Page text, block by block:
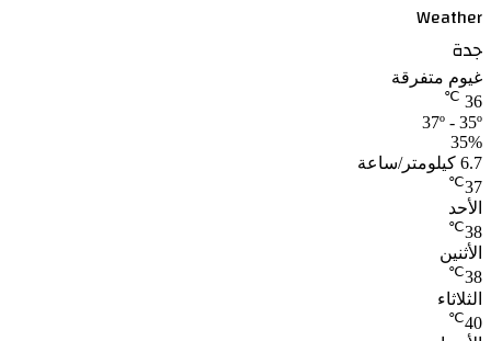
Weather
جدة
غيوم متفرقة
36
℃
37º - 35º
35%
6.7 كيلومتر/ساعة
37
℃
الأحد
38
℃
الأثنين
38
℃
الثلاثاء
40
℃